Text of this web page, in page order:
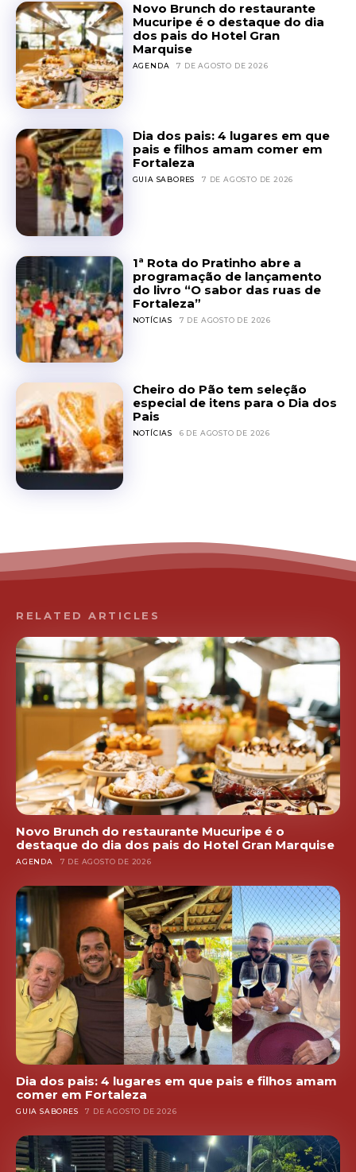
Novo Brunch do restaurante
Mucuripe é o destaque do dia
dos pais do Hotel Gran
Marquise
AGENDA 7 DE AGOSTO DE 2026
Dia dos pais: 4 lugares em que
pais e filhos amam comer em
Fortaleza
GUIA SABORES 7 DE AGOSTO DE 2026
1ª Rota do Pratinho abre a
programação de lançamento
do livro “O sabor das ruas de
Fortaleza”
NOTÍCIAS 7 DE AGOSTO DE 2026
Cheiro do Pão tem seleção
especial de itens para o Dia dos
Pais
NOTÍCIAS 6 DE AGOSTO DE 2026
RELATED ARTICLES
Novo Brunch do restaurante Mucuripe é o
destaque do dia dos pais do Hotel Gran Marquise
AGENDA 7 DE AGOSTO DE 2026
Dia dos pais: 4 lugares em que pais e filhos amam
comer em Fortaleza
GUIA SABORES 7 DE AGOSTO DE 2026